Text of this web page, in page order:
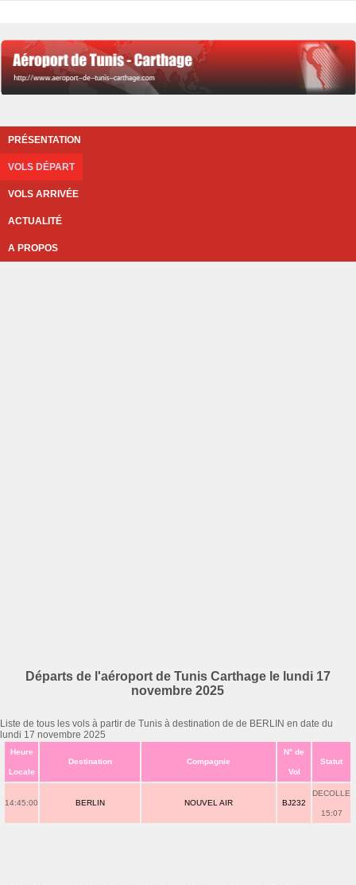
PRÉSENTATION
VOLS DÉPART
VOLS ARRIVÉE
ACTUALITÉ
A PROPOS
Départs de l'aéroport de Tunis Carthage le lundi 17
novembre 2025
Liste de tous les vols à partir de Tunis à destination de de BERLIN en date du
lundi 17 novembre 2025
Heure
Locale
Destination Compagnie
N° de
Vol
Statut
14:45:00 BERLIN NOUVEL AIR BJ232
DECOLLE
15:07